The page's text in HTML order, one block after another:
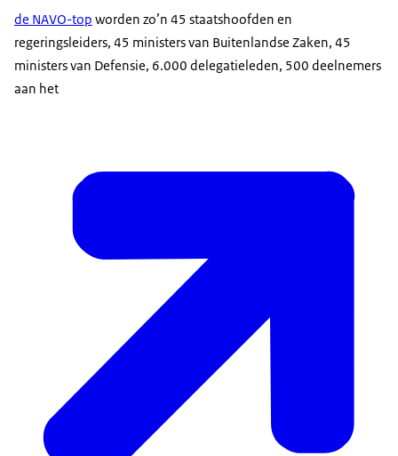
de NAVO-top worden zo’n 45 staatshoofden en
regeringsleiders, 45 ministers van Buitenlandse Zaken, 45
ministers van Defensie, 6.000 delegatieleden, 500 deelnemers
aan het